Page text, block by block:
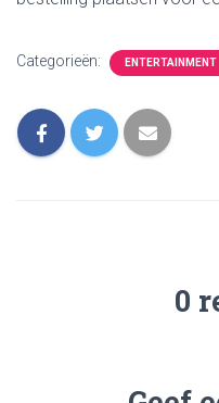
Categorieën: ENTERTAINMENT
0